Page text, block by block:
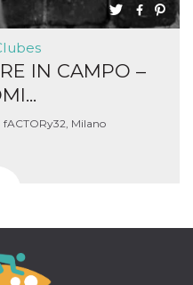
IN CAMPO –
fACTORy32, Milano